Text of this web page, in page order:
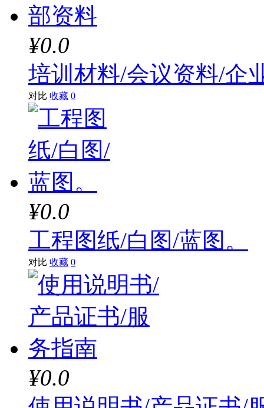
¥0.0
培训材料/会议资料/企
对比 收藏 0
¥0.0
工程图纸/白图/蓝图。
对比 收藏 0
¥0.0